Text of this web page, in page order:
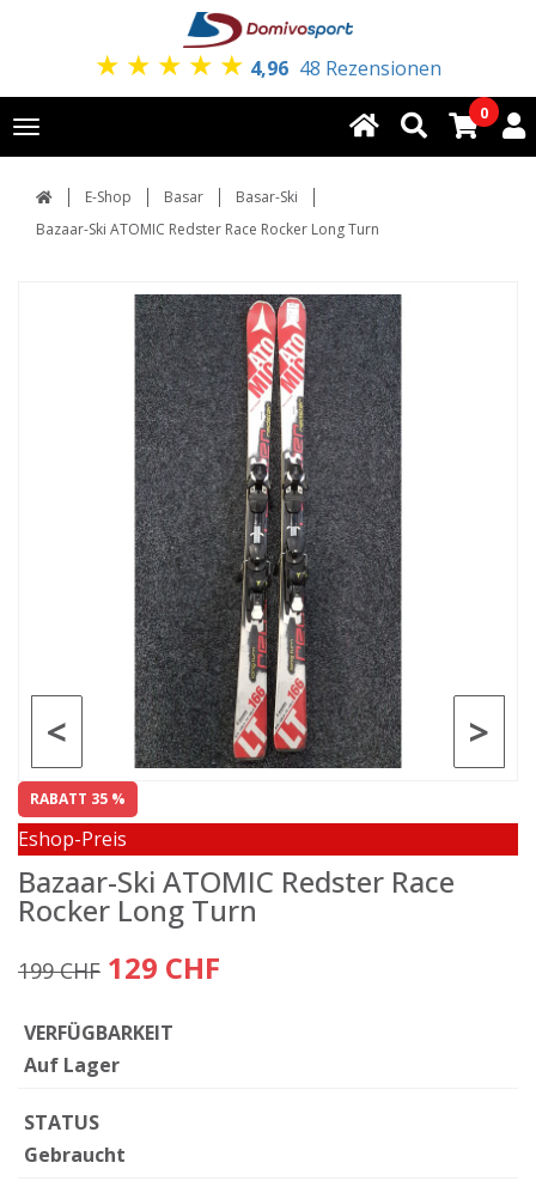
★ ★ ★ ★ ★ 4,96 48 Rezensionen
Toggle
navigation
0
E-Shop Basar
Basar-Ski
Bazaar-Ski ATOMIC Redster Race Rocker Long Turn
>
<
RABATT 35 %
Eshop-Preis
Bazaar-Ski ATOMIC Redster Race
Rocker Long Turn
199 CHF 129 CHF
VERFÜGBARKEIT
Auf Lager
STATUS
Gebraucht